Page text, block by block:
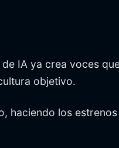
IA ya crea voces
objetivo.
haciendo los